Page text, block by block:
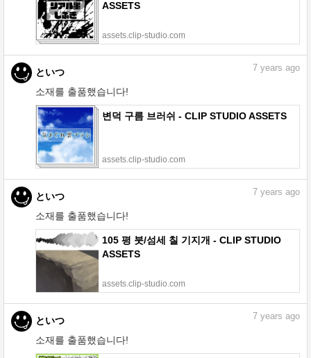
ASSETS
assets.clip-studio.com
といつ
소재를 출품했습니다!
7 years ago
변덕 구름 브러쉬 - CLIP STUDIO ASSETS
assets.clip-studio.com
といつ
소재를 출품했습니다!
7 years ago
105 평 붓/섬세 칠 기지개 - CLIP STUDIO
ASSETS
assets.clip-studio.com
といつ
소재를 출품했습니다!
7 years ago